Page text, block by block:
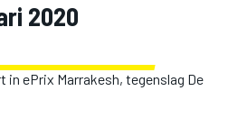
2020
in ePrix Marrakesh, tegenslag De